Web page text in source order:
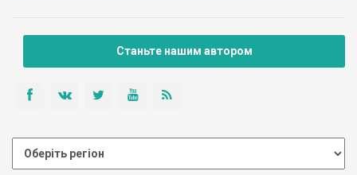
Станьте нашим автором